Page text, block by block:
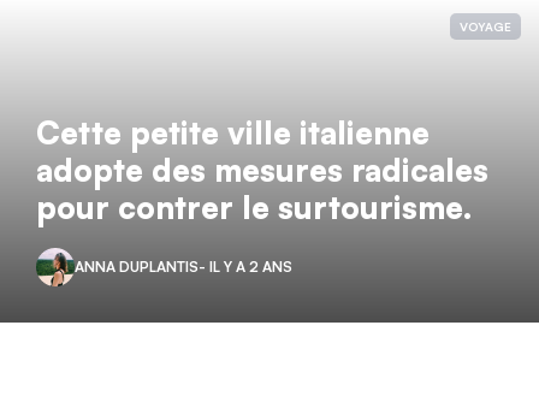
VOYAGE
Cette petite ville italienne
adopte des mesures radicales
pour contrer le surtourisme.
ANNA DUPLANTIS- IL Y A 2 ANS